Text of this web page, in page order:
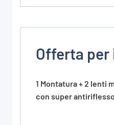
Offerta per
1 Montatura + 2 lenti
con super